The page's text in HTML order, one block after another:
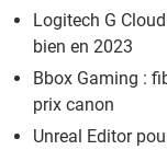
Logitech G
bien en 2023
Bbox Gaming :
prix canon
Unreal Editor